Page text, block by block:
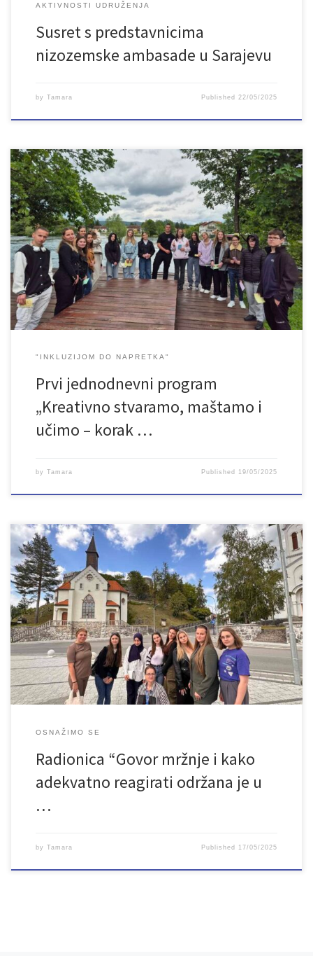
AKTIVNOSTI UDRUŽENJA
Susret s predstavnicima
nizozemske ambasade u Sarajevu
by Tamara Published 22/05/2025
U petak, u prirodnom okruženju Gradske otoke u Bihaću, održan je
prvi jednodnevni program doživljajne pedagogije pod nazivom
„Kreativno stvaramo, maštamo i učimo – korak bliže prirodi, korak
bliže sebi“ za mlade koji provodi Udruženje LAN u partnerstvu sa
Secours populaire Seine-et-Marne iz Francuske u okviru projekta
“Inkluzijom do napretka” […]
"INKLUZIJOM DO NAPRETKA"
Prvi jednodnevni program
„Kreativno stvaramo, maštamo i
učimo – korak …
by Tamara Published 19/05/2025
I druga radionica “Govor mržnje i kako adekvatno reagirati” koja se
provodi u okviru projekta “Osnažimo se” protekla je u odličnoj
radnoj i prijateljskoj atmosferi. Radionica je održana u četvrtak, 15.
5. 2025. godine u prostorijama Vijeća mladih Bosanska Krupa.
Jedanaest mladih, prvenstveno djevojaka, bili su vrlo aktivni. Naš
cilj […]
OSNAŽIMO SE
Radionica “Govor mržnje i kako
adekvatno reagirati održana je u
…
by Tamara Published 17/05/2025